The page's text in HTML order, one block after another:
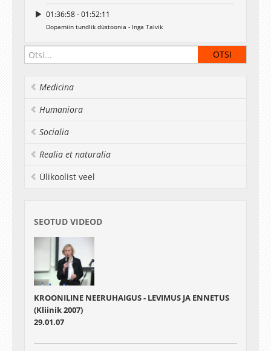
01:36:58 - 01:52:11
Dopamiin tundlik düstoonia - Inga Talvik
Medicina
Humaniora
Socialia
Realia et naturalia
Ülikoolist veel
SEOTUD VIDEOD
KROONILINE NEERUHAIGUS - LEVIMUS JA ENNETUS
(Kliinik 2007)
29.01.07